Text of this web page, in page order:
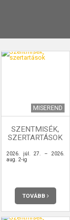
MISEREND
SZENTMISÉK,
SZERTARTÁSOK
2026. júl. 27. – 2026.
aug. 2-ig
TOVÁBB